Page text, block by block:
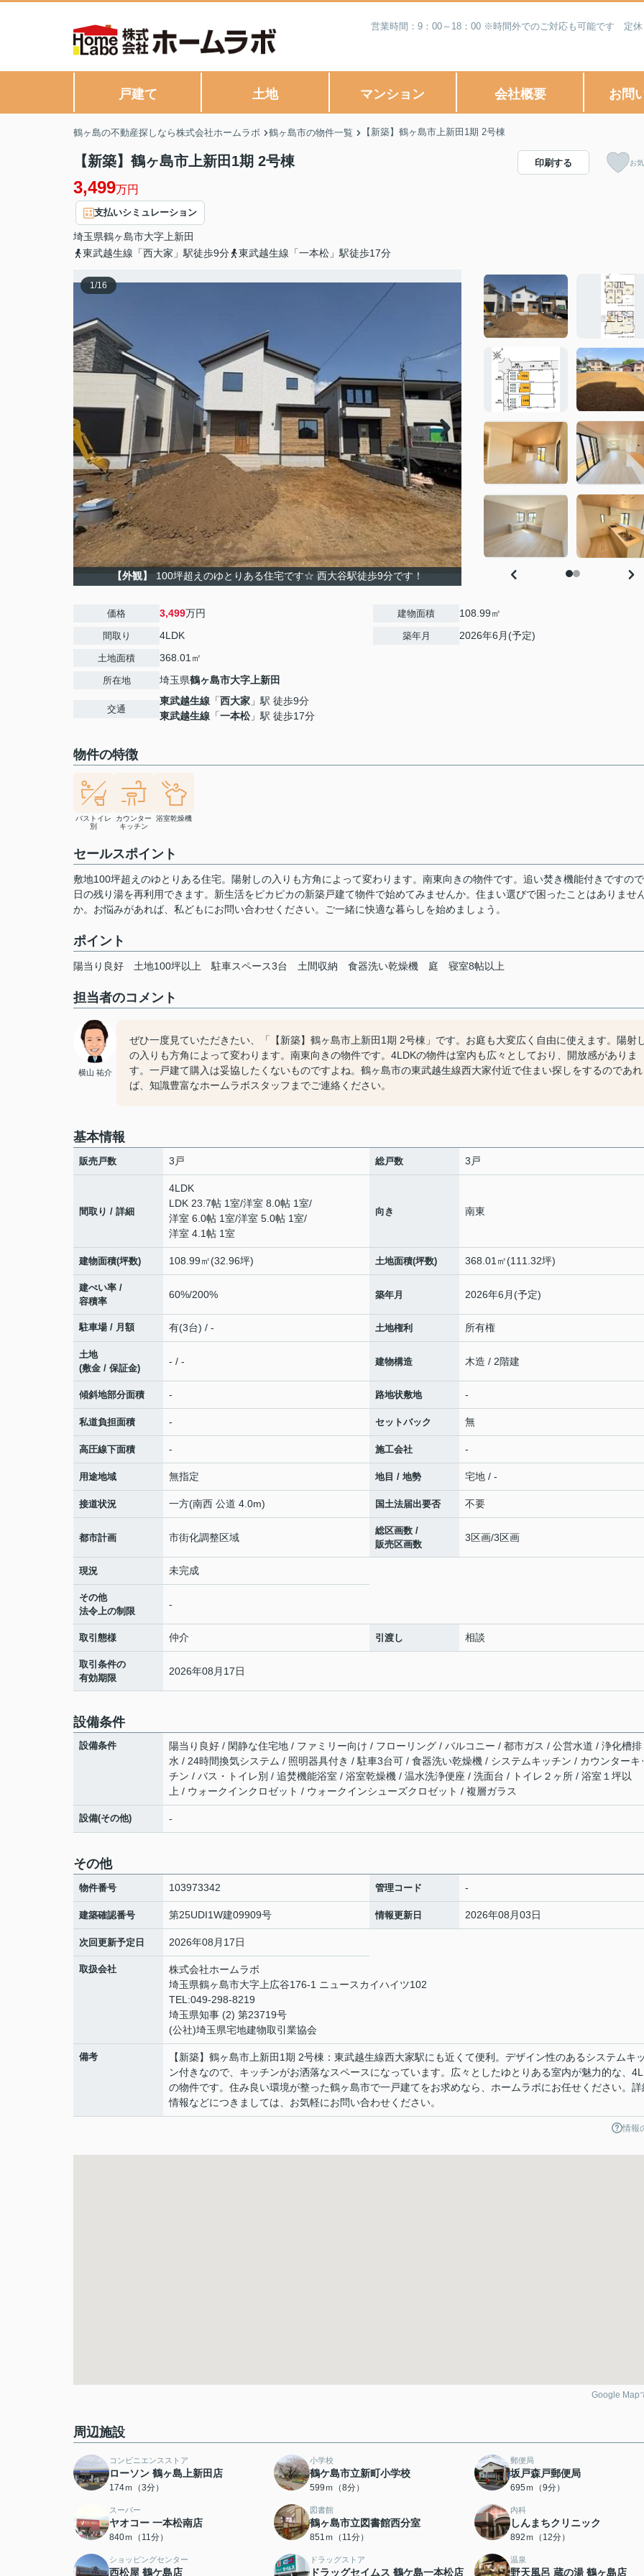
営業時間：9：00～18：00 ※時間外でのご対応も可能です 定
戸建て 土地 マンション 会社概要 お問
鶴ヶ島の不動産探しなら株式会社ホームラボ 鶴ヶ島市の物件一覧 【新築】鶴ヶ島市上新田1期 2号棟
【新築】鶴ヶ島市上新田1期 2号棟
3,499万円
支払いシミュレーション
埼玉県鶴ヶ島市大字上新田
東武越生線「西大家」駅徒歩9分
東武越生線「一本松」駅徒歩17分
印刷する お
1/16
【外観】 100坪超えのゆとりある住宅です☆ 西大谷駅徒歩9分です！
価格 3,499万円
間取り 4LDK
土地面積 368.01㎡
所在地 埼玉県鶴ヶ島市大字上新田
交通
東武越生線 「西大家 」駅 徒歩9分
東武越生線 「一本松」駅 徒歩17分
建物面積 108.99㎡
築年月 2026年6月(予定)
物件の特徴
バストイレ
別
カウンター
キッチン
浴室乾燥機
セールスポイント
敷地100坪超えのゆとりある住宅。陽射しの入りも方角によって変わります。南東向きの物件です。追い焚き機能付きですの
日の残り湯を再利用できます。新生活をピカピカの新築戸建て物件で始めてみませんか。住まい選びで困ったことはありませ
か。お悩みがあれば、私どもにお問い合わせください。ご一緒に快適な暮らしを始めましょう。
ポイント
陽当り良好 土地100坪以上 駐車スペース3台 土間収納 食器洗い乾燥機 庭 寝室8帖以上
担当者のコメント
横山 祐介
ぜひ一度見ていただきたい、「【新築】鶴ヶ島市上新田1期 2号棟」です。お庭も大変広く自由に使えます。陽射
の入りも方角によって変わります。南東向きの物件です。4LDKの物件は室内も広々としており、開放感がありま
す。一戸建て購入は妥協したくないものですよね。鶴ヶ島市の東武越生線西大家付近で住まい探しをするのであれ
ば、知識豊富なホームラボスタッフまでご連絡ください。
基本情報
販売戸数 3戸 総戸数 3戸
間取り / 詳細
4LDK
LDK 23.7帖 1室/洋室 8.0帖 1室/
洋室 6.0帖 1室/洋室 5.0帖 1室/
洋室 4.1帖 1室
向き 南東
建物面積(坪数) 108.99㎡(32.96坪) 土地面積(坪数) 368.01㎡(111.32坪)
建ぺい率 /
容積率
60%/200% 築年月 2026年6月(予定)
駐車場 / 月額 有(3台) / - 土地権利 所有権
土地
(敷金 / 保証金)
- / - 建物構造 木造 / 2階建
傾斜地部分面積 - 路地状敷地 -
私道負担面積 - セットバック 無
高圧線下面積 - 施工会社 -
用途地域 無指定 地目 / 地勢 宅地 / -
接道状況 一方(南西 公道 4.0m) 国土法届出要否 不要
都市計画 市街化調整区域
総区画数 /
販売区画数
3区画/3区画
現況 未完成
その他
法令上の制限
-
取引態様 仲介 引渡し 相談
取引条件の
有効期限
2026年08月17日
設備条件
設備条件
陽当り良好 / 閑静な住宅地 / ファミリー向け / フローリング / バルコニー / 都市ガス / 公営水道 / 浄化槽排
水 / 24時間換気システム / 照明器具付き / 駐車3台可 / 食器洗い乾燥機 / システムキッチン / カウンターキ
チン / バス・トイレ別 / 追焚機能浴室 / 浴室乾燥機 / 温水洗浄便座 / 洗面台 / トイレ２ヶ所 / 浴室１坪以
上 / ウォークインクロゼット / ウォークインシューズクロゼット / 複層ガラス
設備(その他) -
その他
物件番号 103973342 管理コード -
建築確認番号 第25UDI1W建09909号 情報更新日 2026年08月03日
次回更新予定日 2026年08月17日
取扱会社
株式会社ホームラボ
埼玉県鶴ヶ島市大字上広谷176-1 ニュースカイハイツ102
TEL:049-298-8219
埼玉県知事 (2) 第23719号
(公社)埼玉県宅地建物取引業協会
備考
【新築】鶴ヶ島市上新田1期 2号棟：東武越生線西大家駅にも近くて便利。デザイン性のあるシステムキ
ン付きなので、キッチンがお洒落なスペースになっています。広々としたゆとりある室内が魅力的な、
の物件です。住み良い環境が整った鶴ヶ島市で一戸建てをお求めなら、ホームラボにお任せください。詳
情報などにつきましては、お気軽にお問い合わせください。
情報
Google Map
周辺施設
コンビニエンスストア
ローソン 鶴ヶ島上新田店
174ｍ（3分）
小学校
鶴ケ島市立新町小学校
599ｍ（8分）
郵便局
坂戸森戸郵便局
695ｍ（9分）
スーパー
ヤオコー 一本松南店
840ｍ（11分）
図書館
鶴ヶ島市立図書館西分室
851ｍ（11分）
内科
しんまちクリニック
892ｍ（12分）
ショッピングセンター
西松屋 鶴ケ島店
ドラッグストア
ドラッグセイムス 鶴ケ島一本松店
温泉
野天風呂 蔵の湯 鶴ヶ島店